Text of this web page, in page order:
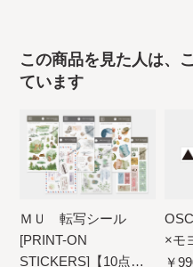
この商品を見た人は、
ています
ＭＵ 転写シール
[PRINT-ON
STICKERS]【10点ま
×モ
￥